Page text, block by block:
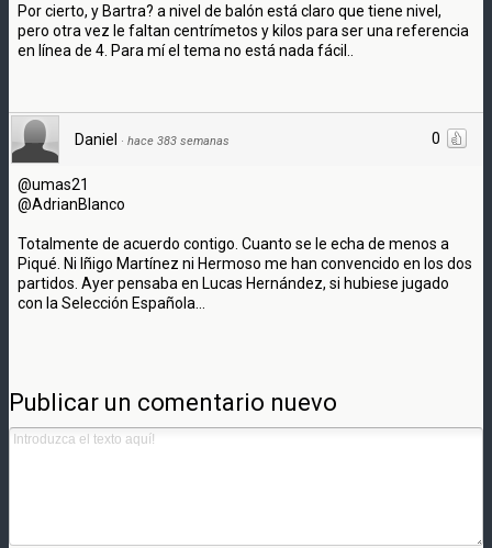
Por cierto, y Bartra? a nivel de balón está claro que tiene nivel,
pero otra vez le faltan centrímetos y kilos para ser una referencia
en línea de 4. Para mí el tema no está nada fácil..
0
Daniel · hace 383 semanas
@umas21
@AdrianBlanco
Totalmente de acuerdo contigo. Cuanto se le echa de menos a
Piqué. Ni Iñigo Martínez ni Hermoso me han convencido en los dos
partidos. Ayer pensaba en Lucas Hernández, si hubiese jugado
con la Selección Española...
Publicar un comentario nuevo